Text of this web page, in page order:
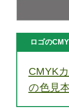
ロゴの
CMYK
の色見